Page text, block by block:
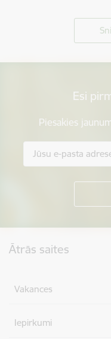
Esi
Piesakies
Ātrās saites
Vakances
Iepirkumi